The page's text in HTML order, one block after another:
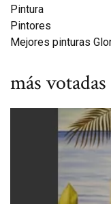
Pintura
Pintores
Mejores pinturas
más votadas